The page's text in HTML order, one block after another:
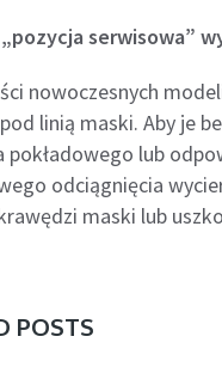
serwisowa”
nowoczesnych
linią maski. Aby je
pokładowego lub
odciągnięcia
maski lub
POSTS